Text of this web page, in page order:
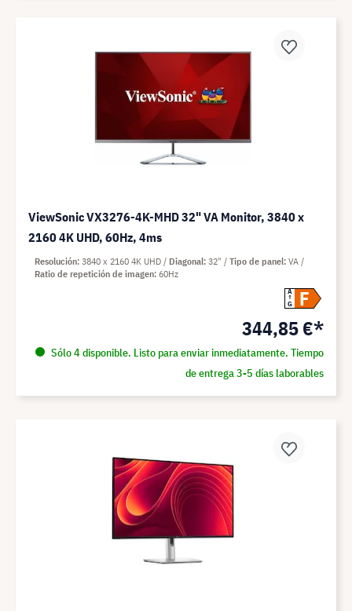
ViewSonic VX3276-4K-MHD 32" VA Monitor, 3840 x
2160 4K UHD, 60Hz, 4ms
A
G
F
344,85 €*
Sólo 4 disponible. Listo para enviar inmediatamente. Tiempo
de entrega 3-5 días laborables
Resolución 3840 x 2160 4K UHD Diagonal 32" Tipo de panel VA
Ratio de repetición de imagen 60Hz